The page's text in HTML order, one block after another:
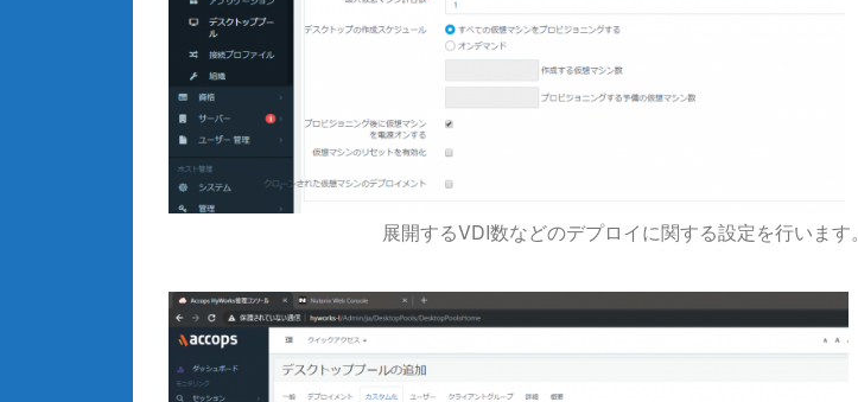
展開するVDI数などのデプロイに関する設定を行います。